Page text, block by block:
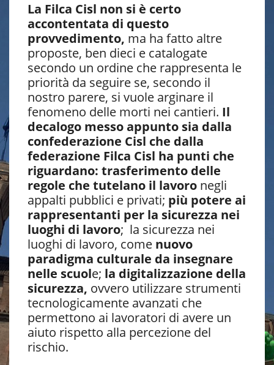
La Filca Cisl non si è certo
accontentata di questo
provvedimento, ma ha fatto altre
proposte, ben dieci e catalogate
secondo un ordine che rappresenta le
priorità da seguire se, secondo il
nostro parere, si vuole arginare il
fenomeno delle morti nei cantieri. Il
decalogo messo appunto sia dalla
confederazione Cisl che dalla
federazione Filca Cisl ha punti che
riguardano: trasferimento delle
regole che tutelano il lavoro negli
appalti pubblici e privati; più potere ai
rappresentanti per la sicurezza nei
luoghi di lavoro; la sicurezza nei
luoghi di lavoro, come nuovo
paradigma culturale da insegnare
nelle scuole; la digitalizzazione della
sicurezza, ovvero utilizzare strumenti
tecnologicamente avanzati che
permettono ai lavoratori di avere un
aiuto rispetto alla percezione del
rischio.